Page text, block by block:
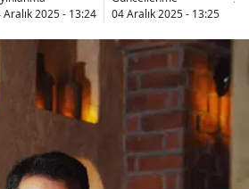
Aralık 2025 - 13:24
04 Aralık 2025 - 13:25